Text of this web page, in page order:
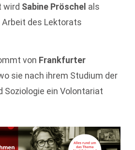
wird Sabine Pröschel als
des Lektorats
von Frankfurter
sie nach ihrem Studium der
Soziologie ein Volontariat